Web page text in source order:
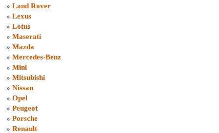
» Land Rover
» Lexus
» Lotus
» Maserati
» Mazda
» Mercedes-Benz
» Mini
» Mitsubishi
» Nissan
» Opel
» Peugeot
» Porsche
» Renault